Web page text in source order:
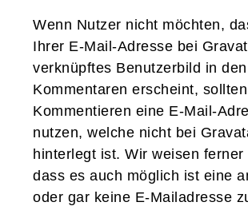
Wenn Nutzer nicht möchten,
Ihrer E-Mail-Adresse bei
verknüpftes Benutzerbild in den
Kommentaren erscheint,
Kommentieren eine E-Mail-
nutzen, welche nicht bei
hinterlegt ist. Wir weisen ferner
dass es auch möglich ist eine
oder gar keine E-Mailadresse